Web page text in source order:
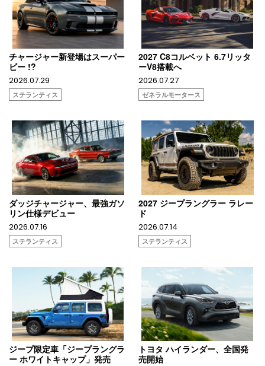
チャージャー新登場はスーパー
ビー !?
2026.07.29
ステランティス
2027 C8コルベット 6.7リッタ
ーV8搭載へ
2026.07.27
ゼネラルモータース
ダッジチャージャー、最強ガソ
リン仕様デビュー
2026.07.16
ステランティス
2027 ジープラングラー ラレー
ド
2026.07.14
ステランティス
ジープ限定車「ジープラングラ
ー ホワイトキャップ」発売
トヨタ ハイランダー、全国発
売開始